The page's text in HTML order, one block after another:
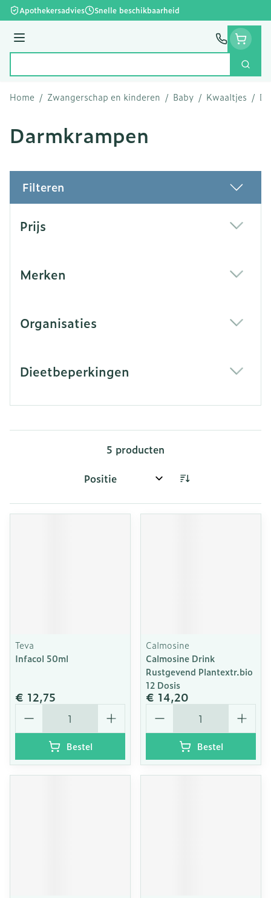
Ga naar de inhoud
Apothekersadvies Snelle beschikbaarheid
Menu
Zoek
Home / Zwangerschap en kinderen / Baby / Kwaaltjes /
Darmkrampen
Filteren
Prijs
Merken
Organisaties
Dieetbeperkingen
5 producten
Sorteer op:
Teva
Infacol 50ml
€ 12,75
Aantal
Bestel
Calmosine
Calmosine Drink
Rustgevend Plantextr.bio
12 Dosis
€ 14,20
Aantal
Bestel